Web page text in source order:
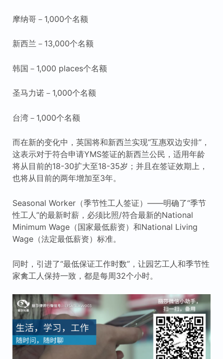
摩纳哥－1,000个名额
新西兰－13,000个名额
韩国－1,000 places个名额
圣马力诺－1,000个名额
台湾－1,000个名额
而在新的变化中，英国将和新西兰实现“互惠双边安排”，
这表示对于符合申请YMS签证的新西兰公民，适用年龄
将从目前的18-30扩大至18-35岁；并且在签证效期上，
也将从目前的两年增加至3年。
Seasonal Worker（季节性工人签证）——明确了“季节
性工人”的最新时薪，必须比照/符合最新的National
Minimum Wage（国家最低薪资）和National Living
Wage（法定最低薪资）标准。
同时，引进了“最低保证工作时数”，让园艺工人和季节性
家禽工人保持一致，都是每周32个小时。